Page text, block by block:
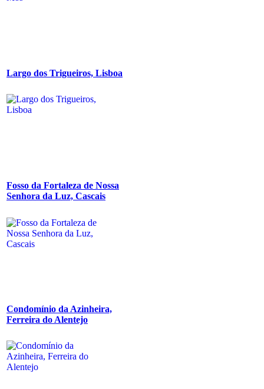
Largo dos Trigueiros, Lisboa
Fosso da Fortaleza de Nossa
Senhora da Luz, Cascais
Condomínio da Azinheira,
Ferreira do Alentejo